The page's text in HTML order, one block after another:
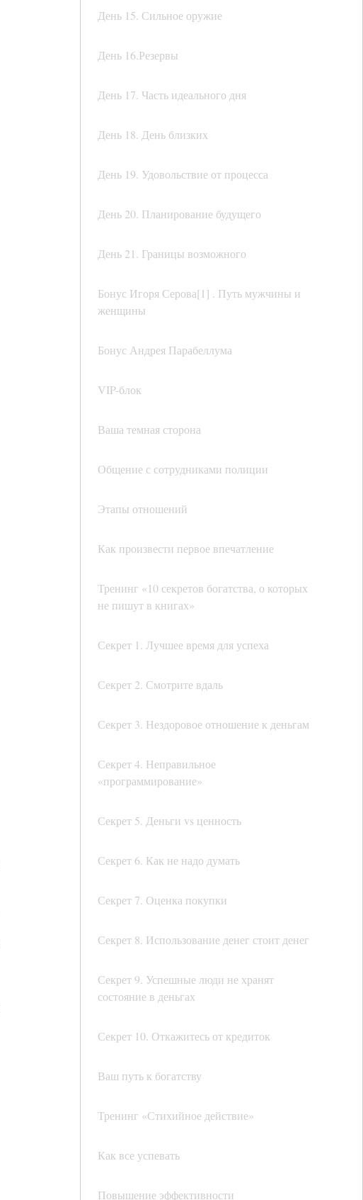
День 15. Сильное оружие
День 16.Резервы
День 17. Часть идеального дня
День 18. День близких
День 19. Удовольствие от процесса
День 20. Планирование будущего
День 21. Границы возможного
Бонус Игоря Серова[1] . Путь мужчины и
женщины
Бонус Андрея Парабеллума
VIP-блок
Ваша темная сторона
Общение с сотрудниками полиции
Этапы отношений
Как произвести первое впечатление
Тренинг «10 секретов богатства, о которых
не пишут в книгах»
Секрет 1. Лучшее время для успеха
Секрет 2. Смотрите вдаль
Секрет 3. Нездоровое отношение к деньгам
Секрет 4. Неправильное
«программирование»
Секрет 5. Деньги vs ценность
Секрет 6. Как не надо думать
Секрет 7. Оценка покупки
Секрет 8. Использование денег стоит денег
Секрет 9. Успешные люди не хранят
состояние в деньгах
Секрет 10. Откажитесь от кредиток
Ваш путь к богатству
Тренинг «Стихийное действие»
Как все успевать
Повышение эффективности